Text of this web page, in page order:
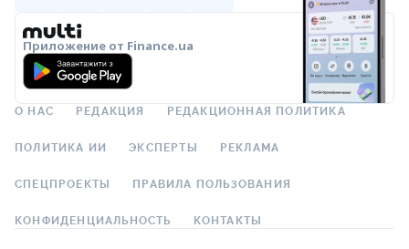
Приложение от Finance.ua
О НАС РЕДАКЦИЯ РЕДАКЦИОННАЯ ПОЛИТИКА
ПОЛИТИКА ИИ ЭКСПЕРТЫ РЕКЛАМА
СПЕЦПРОЕКТЫ ПРАВИЛА ПОЛЬЗОВАНИЯ
КОНФИДЕНЦИАЛЬНОСТЬ КОНТАКТЫ